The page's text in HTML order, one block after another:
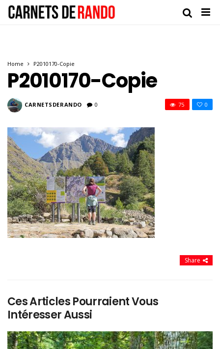
Home P2010170-Copie
P2010170-Copie
CARNETSDERANDO 0 0
75
Share
Ces Articles Pourraient Vous
Intéresser Aussi